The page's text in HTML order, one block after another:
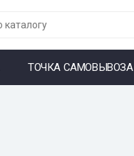
ТОЧКА САМОВЫВОЗА